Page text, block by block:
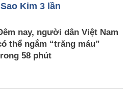
Kim 3 lần
nay, người dân Việt Nam
thể ngắm “trăng máu”
58 phút